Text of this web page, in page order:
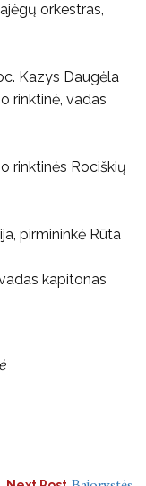
orkestras,
Kazys Daugėla
rinktinė, vadas
rinktinės Rociškių
pirmininkė Rūta
kapitonas